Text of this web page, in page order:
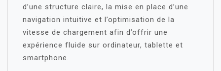
d’une structure claire, la mise en place d’une
navigation intuitive et l’optimisation de la
vitesse de chargement afin d’offrir une
expérience fluide sur ordinateur, tablette et
smartphone.